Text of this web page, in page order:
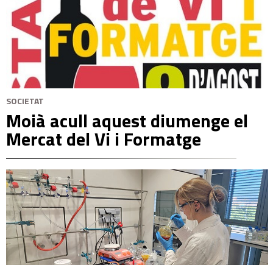
SOCIETAT
Moià acull aquest diumenge el
Mercat del Vi i Formatge